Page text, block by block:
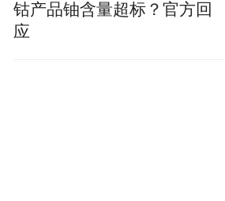
钴产品铀含量超标？官方回
应